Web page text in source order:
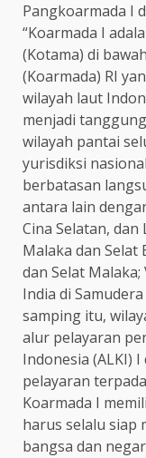
Pangkoarmada I
“Koarmada I
(Kotama) di
(Koarmada) RI
wilayah laut
menjadi
wilayah pantai
yurisdiksi
berbatasan
antara lain
Cina Selatan, dan
Malaka dan Selat
dan Selat
India di
samping itu,
alur pelayaran
Indonesia (ALKI)
pelayaran
Koarmada I
harus selalu siap
bangsa dan